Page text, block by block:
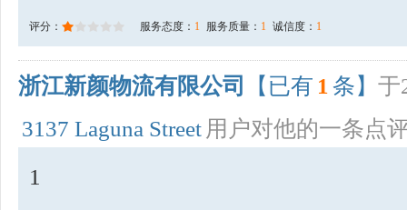
评分： 服务态度： 1 服务质量： 1 诚信度： 1
浙江新颜物流有限公司 【已有 1 条】 于
3137 Laguna Street 用户对他的一条点
1